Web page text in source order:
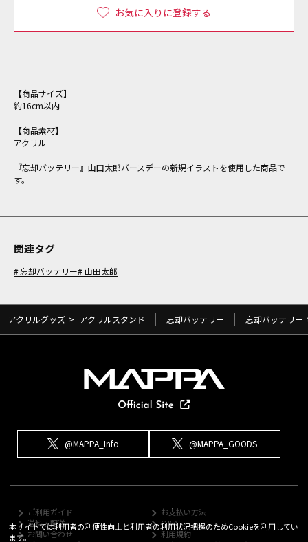
お気に入りに登録する
【商品サイズ】
約16cm以内
【商品素材】
アクリル
『忘却バッテリー』山田太郎バースデーの新規イラストを使用した商品で
す。
関連タグ
忘却バッテリー 山田太郎
アクリルグッズ > アクリルスタンド 忘却バッテリー 忘却バッテリー
@MAPPA_Info @MAPPA_GOODS
ご利用ガイド
お支払い方法
送料・配送
Q&A
お問い合わせ
利用規約
本サイトでは利用者の利便性向上と利用者の利用状況把握のためCookieを利用してい
ます。